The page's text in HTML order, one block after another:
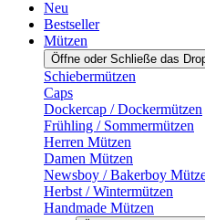
Neu
Bestseller
Mützen
Öffne oder Schließe das
Schiebermützen
Caps
Dockercap / Dockermützen
Frühling / Sommermützen
Herren Mützen
Damen Mützen
Newsboy / Bakerboy
Herbst / Wintermützen
Handmade Mützen